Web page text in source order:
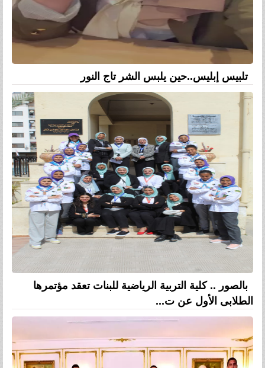
تلبيس إبليس..حين يلبس الشر تاج النور
بالصور .. كلية التربية الرياضية للبنات تعقد مؤتمرها
الطلابى الأول عن ت...